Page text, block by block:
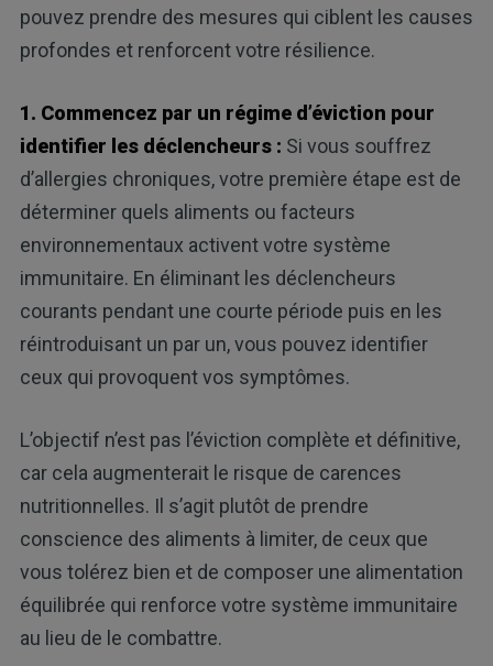
pouvez prendre des mesures qui ciblent les causes
profondes et renforcent votre résilience.
1. Commencez par un régime d’éviction pour
identifier les déclencheurs : Si vous souffrez
d’allergies chroniques, votre première étape est de
déterminer quels aliments ou facteurs
environnementaux activent votre système
immunitaire. En éliminant les déclencheurs
courants pendant une courte période puis en les
réintroduisant un par un, vous pouvez identifier
ceux qui provoquent vos symptômes.
L’objectif n’est pas l’éviction complète et définitive,
car cela augmenterait le risque de carences
nutritionnelles. Il s’agit plutôt de prendre
conscience des aliments à limiter, de ceux que
vous tolérez bien et de composer une alimentation
équilibrée qui renforce votre système immunitaire
au lieu de le combattre.